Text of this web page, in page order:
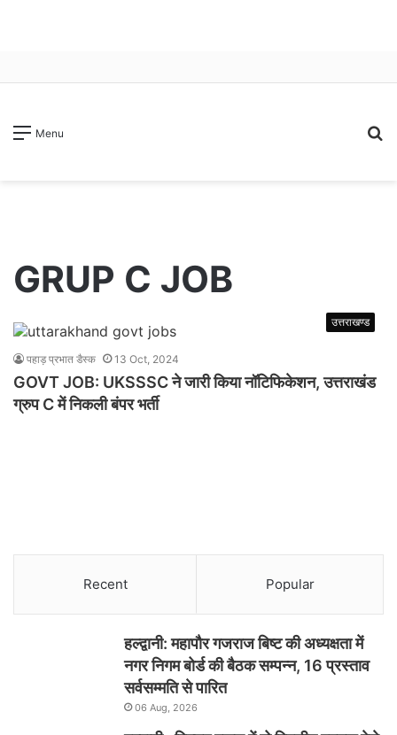
Menu
GRUP C JOB
उत्तराखण्ड
पहाड़ प्रभात डैस्क 13 Oct, 2024
GOVT JOB: UKSSSC ने जारी किया नॉटिफिकेशन, उत्तराखंड
ग्रुप C में निकली बंपर भर्ती
Recent Popular
हल्द्वानी: महापौर गजराज बिष्ट की अध्यक्षता में
नगर निगम बोर्ड की बैठक सम्पन्न, 16 प्रस्ताव
सर्वसम्मति से पारित
06 Aug, 2026